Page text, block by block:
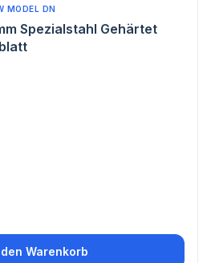
MODEL DN
Spezialstahl Gehärtet
Warenkorb